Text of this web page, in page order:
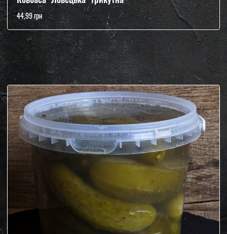
44,99 грн